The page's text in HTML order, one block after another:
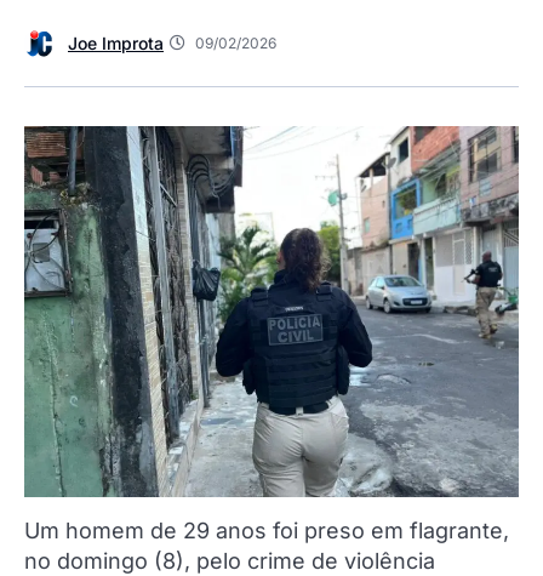
Joe Improta 09/02/2026
Um homem de 29 anos foi preso em flagrante,
no domingo (8), pelo crime de violência